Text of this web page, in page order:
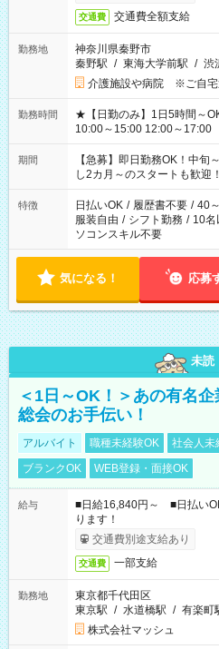
交通費 交通費全額支給
勤務地
神奈川県秦野市
秦野駅 / 東海大学前駅 / 渋
介護施設や病院 ※ご自宅
勤務時間
★【日勤のみ】1日5時間～OK！ ≪シフト例≫ 9:00～
10:00～15:00 12:00～
期間
【急募】即日勤務OK！中
し2カ月～のスタートも歓迎！
特徴 日払いOK / 履歴書不要 / 40
服装自由 / シフト勤務 / 10名
ソコンスキル不要
気になる！ 応募
未読
＜1日～OK！＞あの有名
総会のお手伝い！
アルバイト 職種未経験OK 社会人未
ブランクOK
WEB登録・面接OK
給与
■日給16,840円～ ■日払い
ります！
交通費別途支給あり
交通費 一部支給
勤務地
東京都千代田区
東京駅 / 水道橋駅 / 有楽町
株式会社マッシュ